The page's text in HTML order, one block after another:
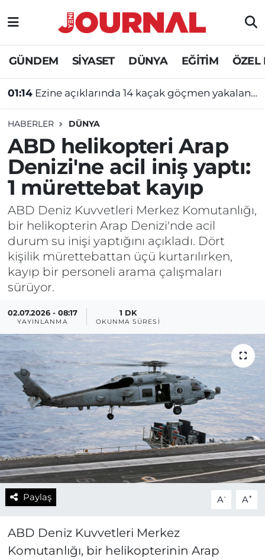
GÜNDEM SİYASET DÜNYA EĞİTİM ÖZEL
01:14 Ezine açıklarında 14 kaçak göçmen yakalandı
HABERLER DÜNYA
ABD helikopteri Arap
Denizi'ne acil iniş yaptı:
1 mürettebat kayıp
ABD Deniz Kuvvetleri Merkez Komutanlığı,
bir helikopterin Arap Denizi'nde acil
durum su inişi yaptığını açıkladı. Dört
kişilik mürettebattan üçü kurtarılırken,
kayıp bir personeli arama çalışmaları
sürüyor.
02.07.2026 - 08:17
YAYINLANMA
1 DK
OKUNMA SÜRESI
Paylaş A- A+
ABD Deniz Kuvvetleri Merkez
Komutanlığı, bir helikopterinin Arap
GÜNDEM
SİYASET
DÜNYA
EĞİTİM
ÖZEL HABER
Nöbetçi Eczaneler
Hava Durumu
Süper Lig Puan Durumu ve Fikstür
Tüm Manşetler
Son Dakika Haberleri
Haber Arşivi